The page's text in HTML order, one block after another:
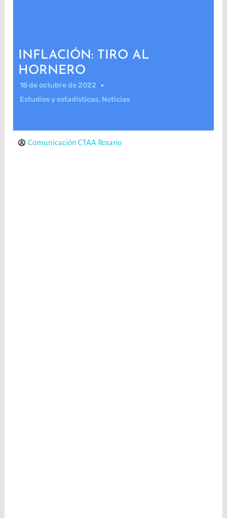
INFLACIÓN: TIRO AL
HORNERO
18 de octubre de 2022
Estudios y estadísticas, Noticias
Comunicación CTAA Rosario